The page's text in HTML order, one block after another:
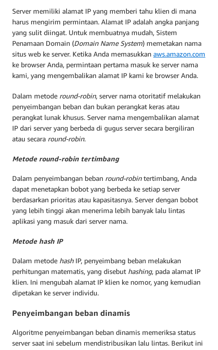
Server memiliki alamat IP yang memberi tahu klien di mana
harus mengirim permintaan. Alamat IP adalah angka panjang
yang sulit diingat. Untuk membuatnya mudah, Sistem
Penamaan Domain (Domain Name System) memetakan nama
situs web ke server. Ketika Anda memasukkan aws.amazon.com
ke browser Anda, permintaan pertama masuk ke server nama
kami, yang mengembalikan alamat IP kami ke browser Anda.
Dalam metode round-robin, server nama otoritatif melakukan
penyeimbangan beban dan bukan perangkat keras atau
perangkat lunak khusus. Server nama mengembalikan alamat
IP dari server yang berbeda di gugus server secara bergiliran
atau secara round-robin.
Metode round-robin tertimbang
Dalam penyeimbangan beban round-robintertimbang, Anda
dapat menetapkan bobot yang berbeda ke setiap server
berdasarkan prioritas atau kapasitasnya. Server dengan bobot
yang lebih tinggi akan menerima lebih banyak lalu lintas
aplikasi yang masuk dari server nama.
Metode hash IP
Dalam metode hashIP, penyeimbang beban melakukan
perhitungan matematis, yang disebut hashing, pada alamat IP
klien. Ini mengubah alamat IP klien ke nomor, yang kemudian
dipetakan ke server individu.
Penyeimbangan beban dinamis
Algoritme penyeimbangan beban dinamis memeriksa status
server saat ini sebelum mendistribusikan lalu lintas. Berikut ini